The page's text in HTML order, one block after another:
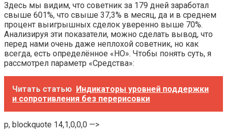
Здесь мы видим, что советник за 179 дней заработал
свыше 601%, что свыше 37,3% в месяц, да и в среднем
процент выигрышных сделок уверенно выше 70%.
Анализируя эти показатели, можно сделать вывод, что
перед нами очень даже неплохой советник, но как
всегда, есть определённое «НО». Чтобы понять суть, я
рассмотрел параметр «Средства»:
Читать статью Индикаторы уровней поддержки
и сопротивления без перерисовки
p, blockquote 14,1,0,0,0 —>